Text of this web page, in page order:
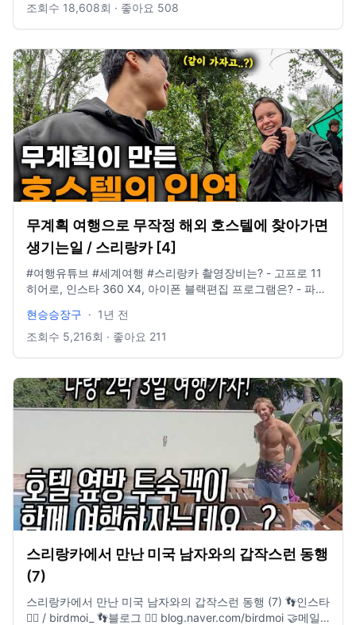
조회수 18,608회 · 좋아요 508
무계획 여행으로 무작정 해외 호스텔에 찾아가면
생기는일 / 스리랑카 [4]
#여행유튜브 #세계여행 #스리랑카 촬영장비는? - 고프로 11
히어로, 인스타 360 X4, 아이폰 블랙편집 프로그램은? - 파이
idclrlrlcks@naver.com
현승승장구 · 1년 전
조회수 5,216회 · 좋아요 211
스리랑카에서 만난 미국 남자와의 갑작스런 동행
(7)
스리랑카에서 만난 미국 남자와의 갑작스런 동행 (7) 👣인스타
👉🏻 / birdmoi_ 👣블로그 👉🏻 blog.naver.com/birdmoi 🤝메일